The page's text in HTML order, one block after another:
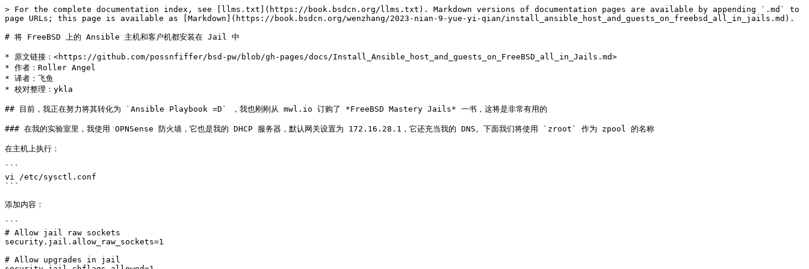
> For the complete documentation index, see [llms.txt](https://book.bsdcn.org/llms.txt). Markdown versions of documentation pages are available by appending `.md` to
page URLs; this page is available as [Markdown](https://book.bsdcn.org/wenzhang/2023-nian-9-yue-yi-qian/install_ansible_host_and_guests_on_freebsd_all_in_jails.md).
# 将 FreeBSD 上的 Ansible 主机和客户机都安装在 Jail 中
* 原文链接：<https://github.com/possnfiffer/bsd-pw/blob/gh-pages/docs/Install_Ansible_host_and_guests_on_FreeBSD_all_in_Jails.md>
* 作者：Roller Angel
* 译者：飞鱼
* 校对整理：ykla
## 目前，我正在努力将其转化为 `Ansible Playbook =D` ，我也刚刚从 mwl.io 订购了 *FreeBSD Mastery Jails* 一书，这将是非常有用的
### 在我的实验室里，我使用 OPNSense 防火墙，它也是我的 DHCP 服务器，默认网关设置为 172.16.28.1，它还充当我的 DNS。下面我们将使用 `zroot` 作为 zpool 的名称
在主机上执行：
```
vi /etc/sysctl.conf
```
添加内容：
```
# Allow jail raw sockets
security.jail.allow_raw_sockets=1
# Allow upgrades in jail